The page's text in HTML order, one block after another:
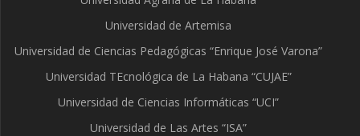
Universidad de Artemisa
Universidad de Ciencias Pedagógicas “Enrique José Varona”
Universidad TEcnológica de La Habana “CUJAE”
Universidad de Ciencias Informáticas “UCI”
Universidad de Las Artes “ISA”